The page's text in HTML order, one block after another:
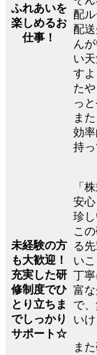
ふれあいを
楽しめるお
仕事！
配
配
ん
い
す
た
っ
ま
効
持
未経験の方
も大歓迎！
充実した研
修制度でひ
とり立ちま
でしっかり
サポート☆
「
安
珍
こ
る
い
丁
富
で
いけ
ま